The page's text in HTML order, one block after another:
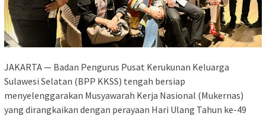
JAKARTA — Badan Pengurus Pusat Kerukunan Keluarga
Sulawesi Selatan (BPP KKSS) tengah bersiap
menyelenggarakan Musyawarah Kerja Nasional (Mukernas)
yang dirangkaikan dengan perayaan Hari Ulang Tahun ke-49